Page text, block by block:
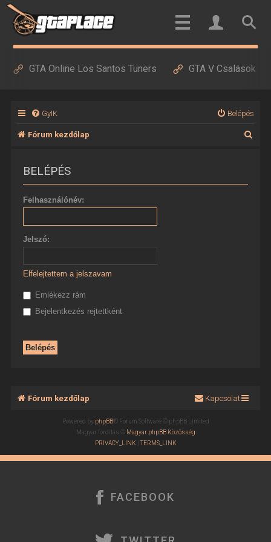
GTA Online Los Santos Tuners GTA V Csalások
GyIK Belépés
Fórum kezdőlap
BELÉPÉS
Felhasználónév:
Jelszó:
Elfelejtettem a jelszavam
Emlékezz rám
Bejelentkezés rejtettként
Fórum kezdőlap Kapcsolat
Powered by phpBB® Forum Software © phpBB Limited
Magyar fordítás © Magyar phpBB Közösség
PRIVACY_LINK |TERMS_LINK
FACEBOOK